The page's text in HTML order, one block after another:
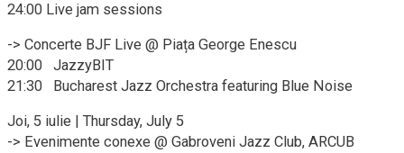
24:00 Live jam sessions
-> Concerte BJF Live @ Piața George Enescu
20:00 JazzyBIT
21:30 Bucharest Jazz Orchestra featuring Blue Noise
Joi, 5 iulie | Thursday, July 5
-> Evenimente conexe @ Gabroveni Jazz Club, ARCUB